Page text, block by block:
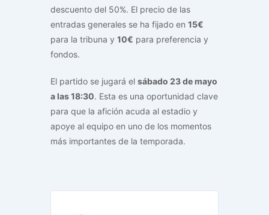
descuento del 50%. El precio de las
entradas generales se ha fijado en 15€
para la tribuna y 10€ para preferencia y
fondos.
El partido se jugará el sábado 23 de mayo
a las 18:30. Esta es una oportunidad clave
para que la afición acuda al estadio y
apoye al equipo en uno de los momentos
más importantes de la temporada.